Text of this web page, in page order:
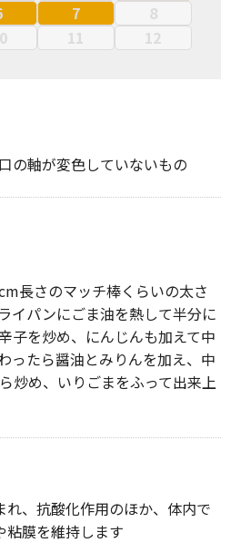
7
8
11 12
の軸が変色していないもの
長さのマッチ棒くらいの太さ
イパンにごま油を熱して半分に
子を炒め、にんじんも加えて中
ったら醤油とみりんを加え、中
炒め、いりごまをふって出来上
れ、抗酸化作用のほか、体内で
粘膜を維持します